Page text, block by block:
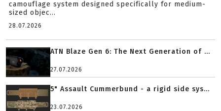
camouflage system designed specifically for medium-
sized objec...
28.07.2026
ATN Blaze Gen 6: The Next Generation of ...
27.07.2026
5" Assault Cummerbund - a rigid side sys...
23.07.2026